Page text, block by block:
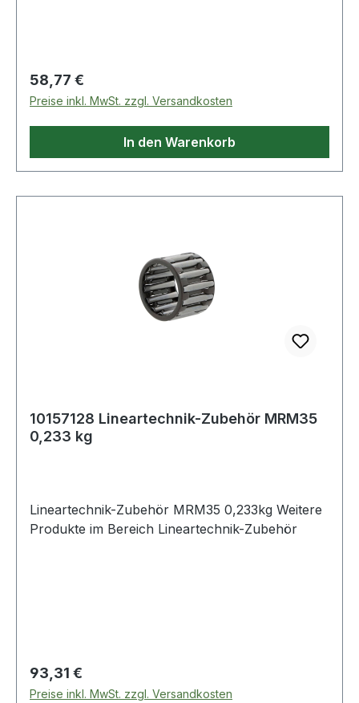
Regulärer Preis:
58,77 €
Preise inkl. MwSt. zzgl. Versandkosten
In den Warenkorb
10157128 Lineartechnik-Zubehör MRM35
0,233 kg
Lineartechnik-Zubehör MRM35 0,233kg Weitere
Produkte im Bereich Lineartechnik-Zubehör
Regulärer Preis:
93,31 €
Preise inkl. MwSt. zzgl. Versandkosten